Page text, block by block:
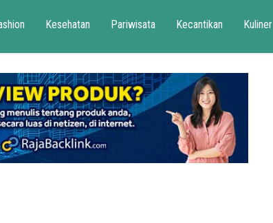
Kesehatan Pariwisata Kecantikan Kuliner